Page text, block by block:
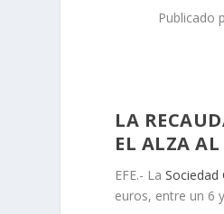
Publicado
LA
EL ALZA
EFE.- LaSociedad
euros, entre un 6